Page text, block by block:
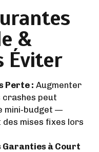
&
Éviter
Perte : Augmenter
crashes peut
mini‑budget —
des mises fixes lors
Garanties à Court